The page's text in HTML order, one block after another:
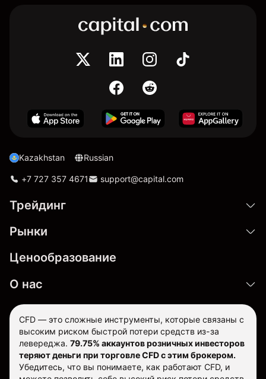
Kazakhstan Russian
+7 727 357 4671 support@capital.com
Трейдинг
Рынки
Ценообразование
О нас
CFD — это сложные инструменты, которые связаны с
высоким риском быстрой потери средств из-за
левереджа. 79.75% аккаунтов розничных инвесторов
теряют деньги при торговле CFD с этим брокером.
Убедитесь, что вы понимаете, как работают CFD, и